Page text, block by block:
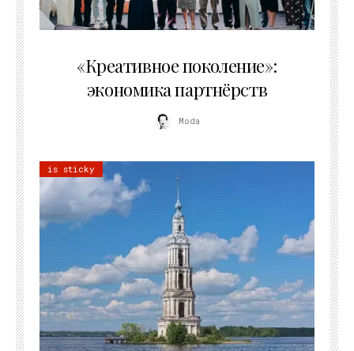
«Креативное поколение»:
экономика партнёрств
Moda
is sticky